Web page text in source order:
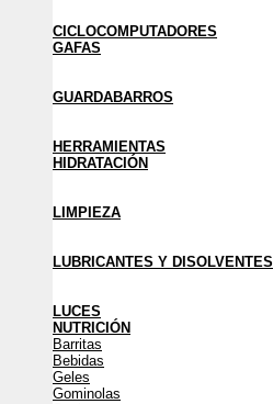
CICLOCOMPUTADORES
GAFAS
GUARDABARROS
HERRAMIENTAS
HIDRATACIÓN
LIMPIEZA
LUBRICANTES Y DISOLVENTES
LUCES
NUTRICIÓN
Barritas
Bebidas
Geles
Gominolas